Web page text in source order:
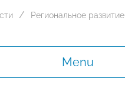
Региональное развитие
Menu